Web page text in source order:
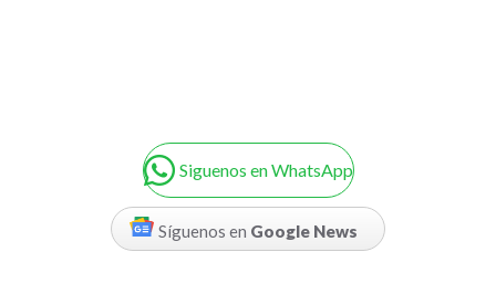
Siguenos en WhatsApp
Síguenos en Google News